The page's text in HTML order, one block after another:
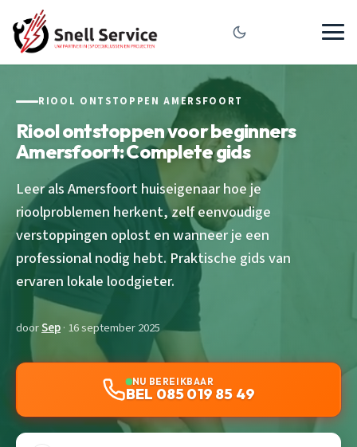
RIOOL ONTSTOPPEN AMERSFOORT
Riool ontstoppen voor beginners
Amersfoort: Complete gids
Leer als Amersfoort huiseigenaar hoe je
rioolproblemen herkent, zelf eenvoudige
verstoppingen oplost en wanneer je een
professional nodig hebt. Praktische gids van
ervaren lokale loodgieter.
doorSep· 16 september 2025
NU BEREIKBAAR
BEL 085 019 85 49